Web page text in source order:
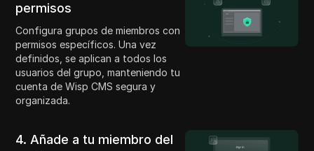
permisos
Configura grupos de miembros con
permisos específicos. Una vez
definidos, se aplican a todos los
usuarios del grupo, manteniendo tu
cuenta de Wisp CMS segura y
organizada.
4. Añade a tu miembro del